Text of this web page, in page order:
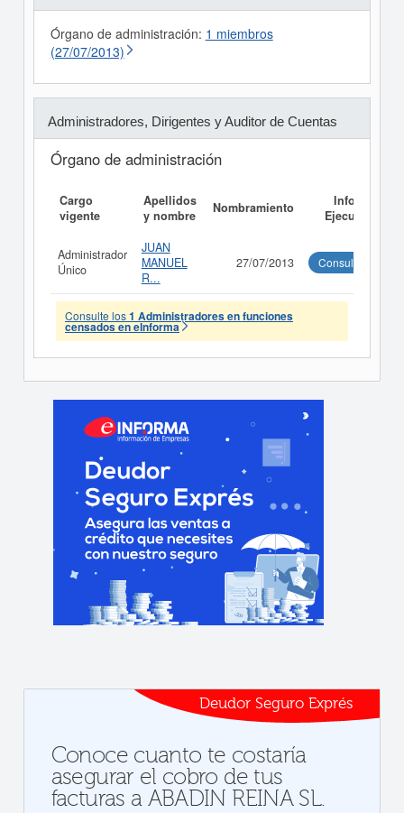
Órgano de administración: 1 miembros
(27/07/2013)
Administradores, Dirigentes y Auditor de Cuentas
Órgano de administración
Cargo
vigente
Apellidos
y nombre
Nombramiento
Informe
Ejecutivo
Administrador
Único
JUAN
MANUEL
R...
27/07/2013 Consultar
Consulte los1 Administradores en funciones
censados en eInforma
Deudor Seguro Exprés
Conoce cuanto te costaría
asegurar el cobro de tus
facturas a ABADIN REINA SL.